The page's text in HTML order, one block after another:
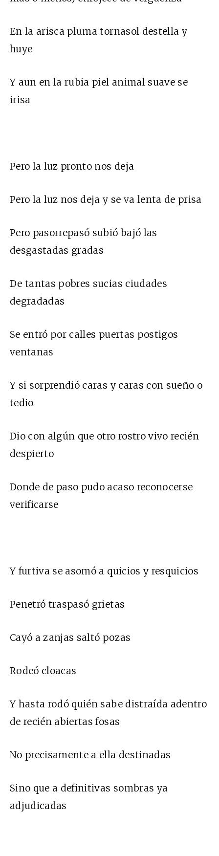
En la arisca pluma tornasol destella y
huye
Y aun en la rubia piel animal suave se
irisa
Pero la luz pronto nos deja
Pero la luz nos deja y se va lenta de prisa
Pero pasorrepasó subió bajó las
desgastadas gradas
De tantas pobres sucias ciudades
degradadas
Se entró por calles puertas postigos
ventanas
Y si sorprendió caras y caras con sueño o
tedio
Dio con algún que otro rostro vivo recién
despierto
Donde de paso pudo acaso reconocerse
verificarse
Y furtiva se asomó a quicios y resquicios
Penetró traspasó grietas
Cayó a zanjas saltó pozas
Rodeó cloacas
Y hasta rodó quién sabe distraída adentro
de recién abiertas fosas
No precisamente a ella destinadas
Sino que a definitivas sombras ya
adjudicadas